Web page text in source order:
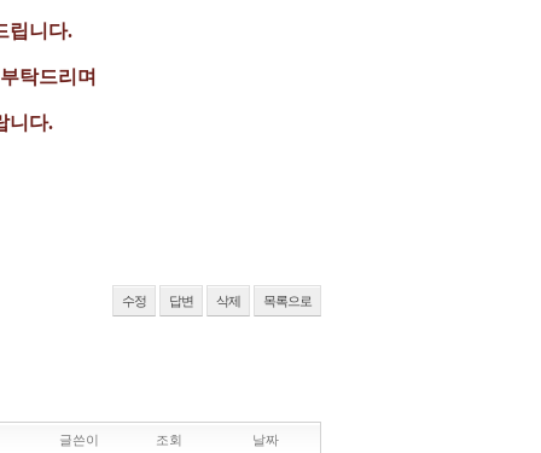
립니다.
탁드리며
니다.
수정 답변 삭제 목록으로
글쓴이 조회 날짜